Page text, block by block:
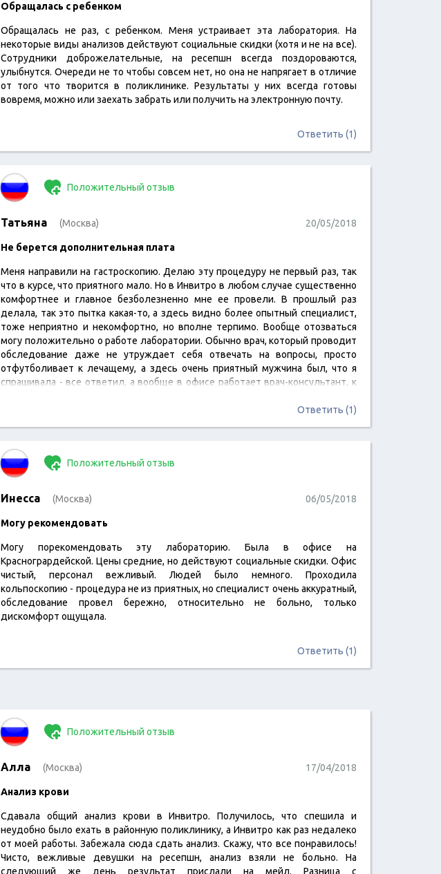
читать отзыв
Обращалась с ребенком
Обращалась не раз, с ребенком. Меня устраивает эта лаборатория. На
некоторые виды анализов действуют социальные скидки (хотя и не на все).
Сотрудники доброжелательные, на ресепшн всегда поздороваются,
улыбнутся. Очереди не то чтобы совсем нет, но она не напрягает в отличие
от того что творится в поликлинике. Результаты у них всегда готовы
вовремя, можно или заехать забрать или получить на электронную почту.
Ответить (1)
читать отзыв
Положительный отзыв
Татьяна (Москва) 20/05/2018
Не берется дополнительная плата
Меня направили на гастроскопию. Делаю эту процедуру не первый раз, так
что в курсе, что приятного мало. Но в Инвитро в любом случае существенно
комфортнее и главное безболезненно мне ее провели. В прошлый раз
делала, так это пытка какая-то, а здесь видно более опытный специалист,
тоже неприятно и некомфортно, но вполне терпимо. Вообще отозваться
могу положительно о работе лаборатории. Обычно врач, который проводит
обследование даже не утруждает себя отвечать на вопросы, просто
отфутболивает к лечащему, а здесь очень приятный мужчина был, что я
спрашивала - все ответил, а вообще в офисе работает врач-консультант, к
Ответить (1)
читать отзыв
Положительный отзыв
Инесса (Москва) 06/05/2018
Могу рекомендовать
Могу порекомендовать эту лабораторию. Была в офисе на
Красногрардейской. Цены средние, но действуют социальные скидки. Офис
чистый, персонал вежливый. Людей было немного. Проходила
кольпоскопию - процедура не из приятных, но специалист очень аккуратный,
обследование провел бережно, относительно не больно, только
дискомфорт ощущала.
Ответить (1)
читать отзыв
Положительный отзыв
Алла (Москва) 17/04/2018
Анализ крови
Сдавала общий анализ крови в Инвитро. Получилось, что спешила и
неудобно было ехать в районную поликлинику, а Инвитро как раз недалеко
от моей работы. Забежала сюда сдать анализ. Скажу, что все понравилось!
Чисто, вежливые девушки на ресепшн, анализ взяли не больно. На
следующий же день результат прислали на мейл. Разница с